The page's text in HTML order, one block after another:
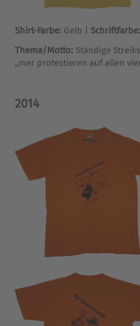
Shirt-Farbe: Gelb | Schriftfarbe:
Thema/Motto: Ständige
„mer protestieren auf allen
2014